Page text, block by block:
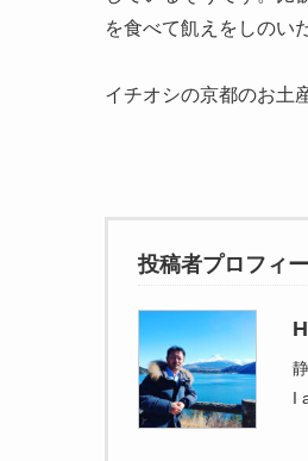
を食べて飢えをしのい
イチオシの京都のお土
投稿者プロフィ
I